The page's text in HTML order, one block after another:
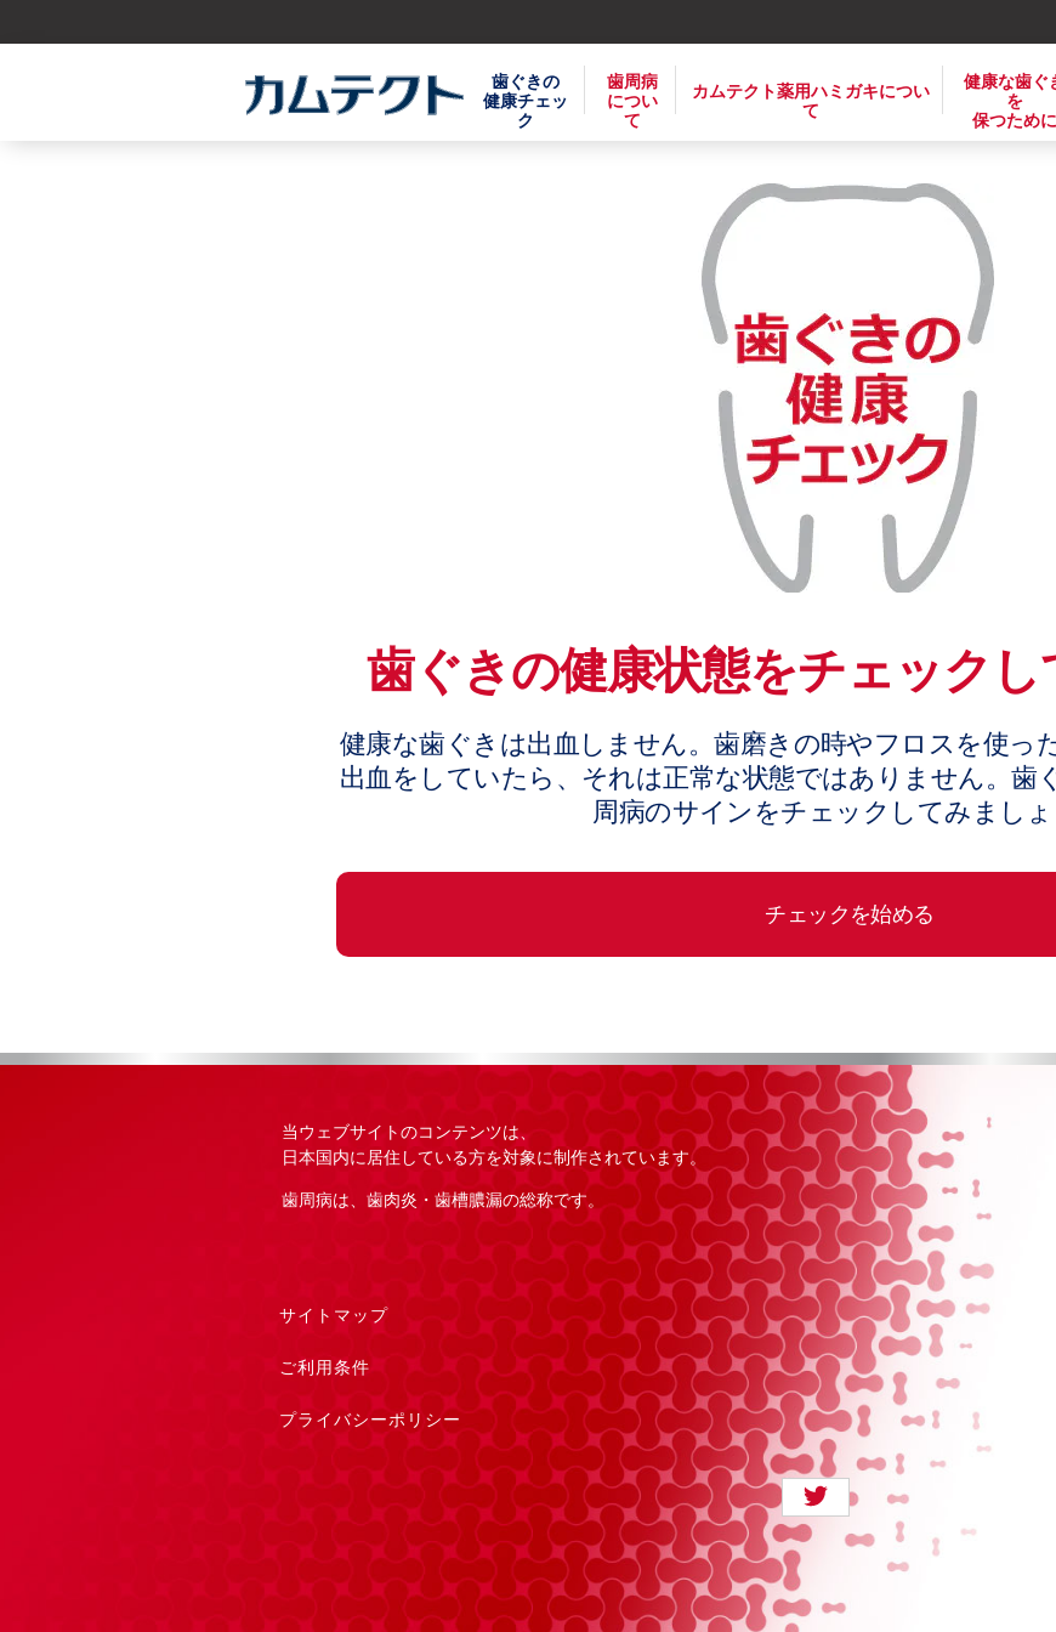
歯ぐきの
健康チェッ
ク
歯周病
につい
て
カムテクト薬用ハミガキについ
て
健康な歯ぐ
を
保つために
歯ぐきの健康状態をチェックし
健康な歯ぐきは出血しません。歯磨きの時やフロスを使っ
出血をしていたら、それは正常な状態ではありません。歯
周病のサインをチェックしてみましょ
チェックを始める
当ウェブサイトのコンテンツは、
日本国内に居住している方を対象に制作されています。
歯周病は、歯肉炎・歯槽膿漏の総称です。
サイトマップ
ご利用条件
プライバシーポリシー